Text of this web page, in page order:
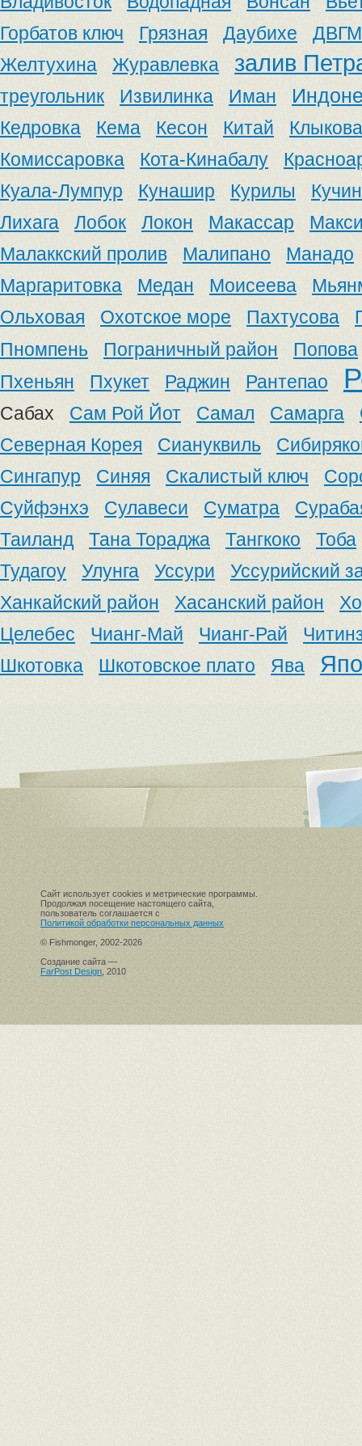
Горбатов ключ
Грязная Даубихе
Желтухина
Журавлевка залив
треугольник Извилинка Иман
Кедровка Кема Кесон Китай
Клыкова
Комиссаровка
Кота-Кинабалу
Куала-Лумпур
Кунашир Курилы
Лихага
Лобок Локон Макассар
Малаккский пролив
Малипано
Манадо
Маргаритовка
Медан Моисеева
Ольховая
Охотское море Пахтусова
Пномпень
Пограничный район
Попова
Пхеньян
Пхукет Раджин Рантепао
Сабах Сам Рой Йот Самал Самарга
Северная Корея
Сиануквиль
Сингапур
Синяя Скалистый ключ
Суйфэнхэ
Сулавеси Суматра
Таиланд
Тана Тораджа Тангкоко
Тоба
Тудагоу
Улунга Уссури
Уссурийский
Ханкайский район
Хасанский район
Целебес
Чианг-Май Чианг-Рай
Шкотовка
Шкотовское плато Ява
Сайт использует cookies и метрические программы.
Продолжая посещение настоящего сайта,
пользователь соглашается с
Политикой обработки персональных данных
© Fishmonger, 2002-2026
Создание сайта —
FarPost Design , 2010